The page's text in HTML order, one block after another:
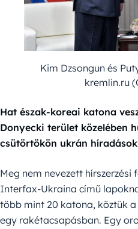
Kim Dzsongun és
kremlin.ru
Hat észak-koreai katona
Donyecki terület közelében
csütörtökön ukrán
Meg nem nevezett hírszerzési
Interfax-Ukraina című
több mint 20 katona, köztük
egy rakétacsapásban. Egy